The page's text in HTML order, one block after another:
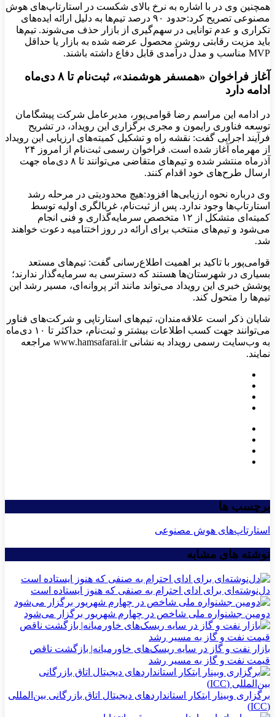
همچنین وی در با اشاره به نرخ بالای شکست در استارتاپ‌های هوش
مصنوعی تصریح کرد:حدود ۹۰ درصد تیم‌ها به دلیل ارائه ایده‌های
تکراری و عدم توانایی در سهم‌گیری از بازار حذف می‌شوند. تیم‌ها
باید مزیت رقابتی روشن محصول عرضه شده به بازار یا حداقل
MVP مناسب و مدل درآمدی قابل دفاع داشته باشند.
آغاز فراخوان «همسفر هوشمند»، ثبت‌نام تا ۸ دی‌ماه
ادامه دارد
در ادامه این مراسم رضا قوامی‌پور، مدیرعامل شرکت پیشگامان
توسعه فناوری رایمون و مجری برگزاری این رویداد، در تشریح
فرآیند اجرایی گفت: نقشه راه و تشکیل کمیته‌های ارزیابی این رویداد
از مهرماه آغاز شده است. فراخوان رسمی ثبت‌نام از امروز ۲۴
آذرماه منتشر شده و تیم‌های متقاضی می‌توانند تا ۸ دی‌ماه جهت
ارسال طرح‌های خود اقدام کنند.
وی درباره نحوه ارزیابی‌ها افزود:هیچ محدودیتی در مرحله رشد
استارتاپ‌ها وجود ندارد. پس از ثبت‌نام، غربالگری اولیه توسط
کمیته‌ای متشکل از ۱۲ متخصص سرمایه‌گذاری و فنی انجام
می‌شود و تیم‌های منتخب برای ارائه در روز اختتامیه دعوت خواهند
شد.
قوامی‌پور با تاکید بر اهمیت اطلاع‌رسانی گفت: تیم‌های مستعد
بسیاری در شهرستان‌ها هستند که دسترسی به سرمایه‌گذار ندارند؛
پوشش خبری این رویداد می‌تواند مانند اثر پروانه‌ای، مسیر رشد این
تیم‌ها را متحول کند.
شایان ذکر است علاقه‌مندان، تیم‌های استارتاپی و شرکت‌های فناور
می‌توانند جهت کسب اطلاعات بیشتر و ثبت‌نام، حداکثر تا ۱۰ دی‌ماه
به وب‌سایت رسمی رویداد به نشانی www.hamsafarai.ir مراجعه
نمایند.
برچسب ها
استارتاپ‌های هوش مصنوعی
نوشته های مشابه
دل‌نوشته‌ای برای ادای احترام به صنفی که هنوز ایستاده است
دومین جشنواره ملی شاخص در چهارم شهریور برگزار می‌شود
بازار نفت و گاز در سایه ریسک‌های خاورمیانه| بازگشت ناقص
قیمت نفت و گاز به مسیر رشد
برگزاری وبینار ابتکار استانداردهای دیجیتال اتاق بازرگانی بین‌المللی
(ICC)